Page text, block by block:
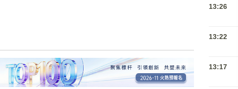
13:26
13:22
13:17